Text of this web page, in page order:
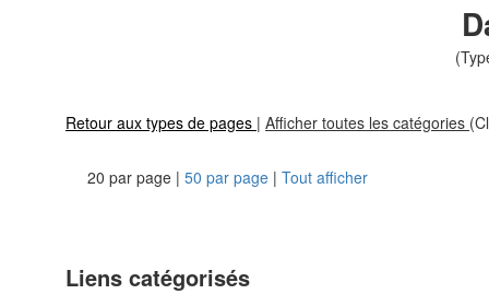
Retour aux types de pages | Afficher toutes les catégories
20 par page | 50 par page | Tout afficher
Liens catégorisés